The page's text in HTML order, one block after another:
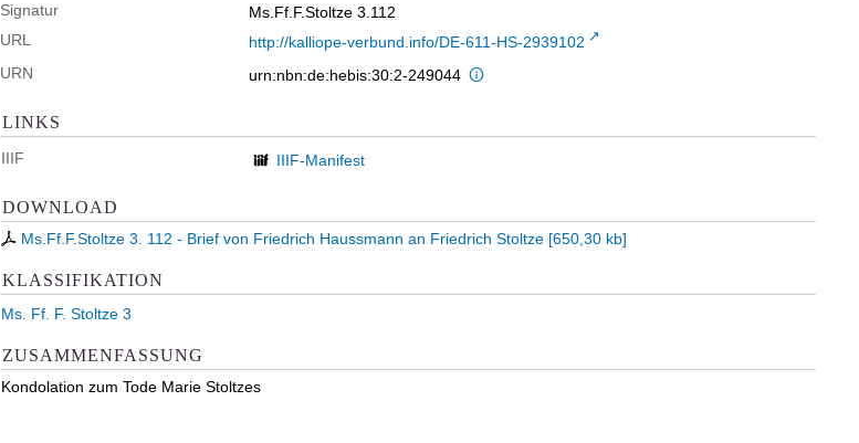
Signatur
Ms.Ff.F.Stoltze 3.112
URL
http://kalliope-verbund.info/DE-611-HS-2939102
URN
urn:nbn:de:hebis:30:2-249044
LINKS
IIIF IIIF-Manifest
DOWNLOAD
Ms.Ff.F.Stoltze 3. 112 - Brief von Friedrich Haussmann an Friedrich Stoltze [650,30 kb]
KLASSIFIKATION
Ms. Ff. F. Stoltze 3
ZUSAMMENFASSUNG
Kondolation zum Tode Marie Stoltzes